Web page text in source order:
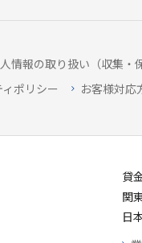
情報の取り扱い（収集・
ポリシー お客様対応
貸
関
日